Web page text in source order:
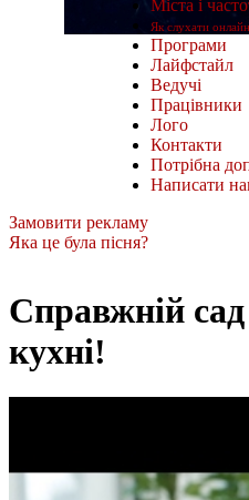
Міста і
Як слухати онлайн
Програми
Лайфстайл
Ведучі
Працівники
Лого
Контакти
Потрібна
Написати
Замовити рекламу
Яка це була пісня?
Справжній
кухні!